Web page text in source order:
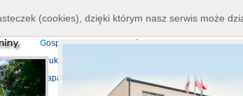
P
rojekty europejskie undusz Dróg Samorządowych
Gospodarka nieruchomościami Echo Piotrkowa -
D ruki do pobrania
Mapa serwisu
(cookies), dzięki którym nasz serwis może